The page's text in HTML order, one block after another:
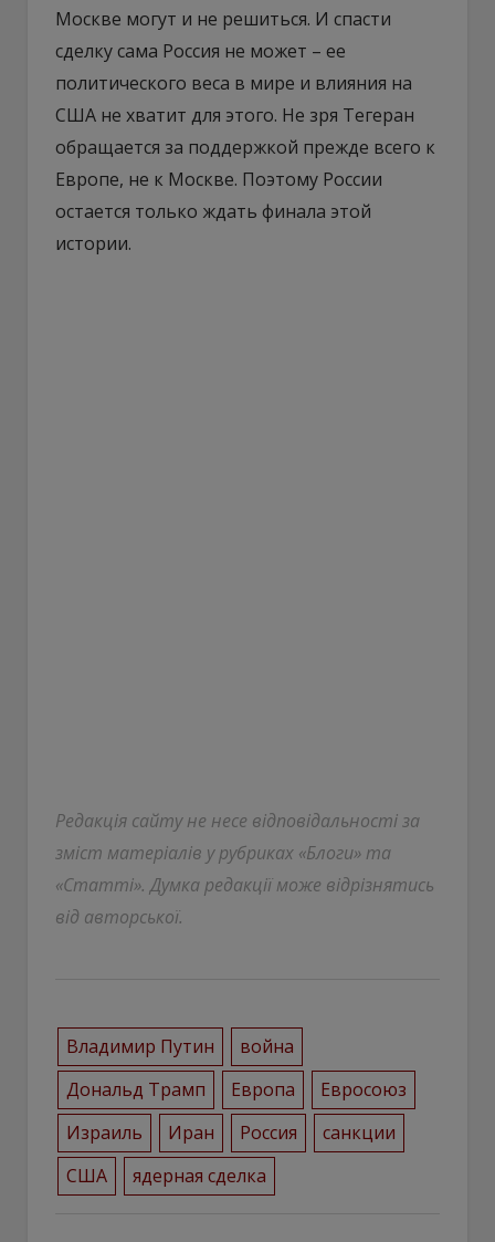
Москве могут и не решиться. И спасти
сделку сама Россия не может – ее
политического веса в мире и влияния на
США не хватит для этого. Не зря Тегеран
обращается за поддержкой прежде всего к
Европе, не к Москве. Поэтому России
остается только ждать финала этой
истории.
Редакція сайту не несе відповідальності за
зміст матеріалів у рубриках «Блоги» та
«Статті». Думка редакції може відрізнятись
від авторської.
Владимир Путин
война
Дональд Трамп
Европа
Евросоюз
Израиль
Иран Россия
санкции
США
ядерная сделка